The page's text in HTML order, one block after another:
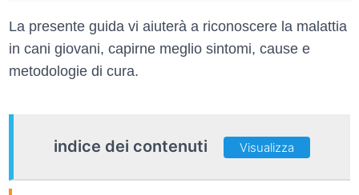
La presente guida vi aiuterà a riconoscere la malattia
in cani giovani, capirne meglio sintomi, cause e
metodologie di cura.
indice dei contenuti Visualizza